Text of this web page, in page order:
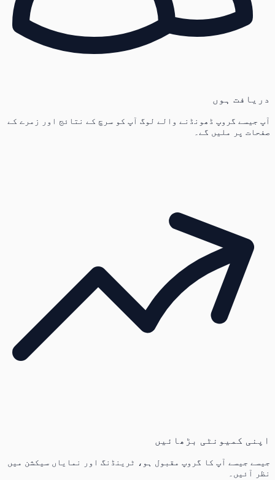
دریافت ہوں
آپ جیسے گروپ ڈھونڈنے والے لوگ آپ کو سرچ کے نتائج اور زمرے کے
صفحات پر ملیں گے۔
اپنی کمیونٹی بڑھائیں
جیسے جیسے آپ کا گروپ مقبول ہو، ٹرینڈنگ اور نمایاں سیکشن میں
نظر آئیں۔